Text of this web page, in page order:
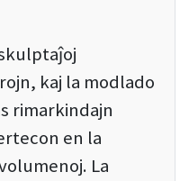
kaj la modlado
rimarkindajn
en la
La